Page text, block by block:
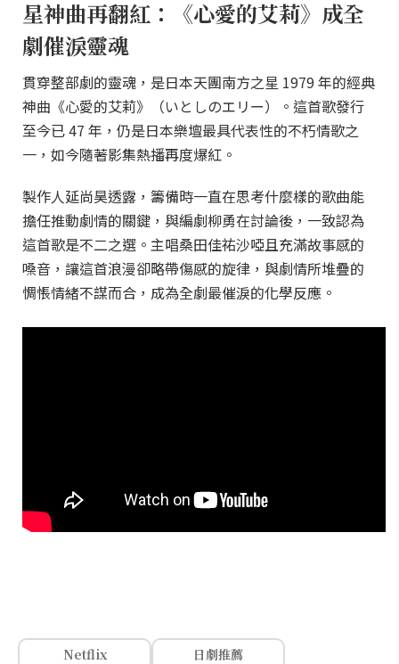
星神曲再翻紅：《心愛的艾莉》成全
劇催淚靈魂
貫穿整部劇的靈魂，是日本天團南方之星 1979 年的經典
神曲《心愛的艾莉》（いとしのエリー）。這首歌發行
至今已 47 年，仍是日本樂壇最具代表性的不朽情歌之
一，如今隨著影集熱播再度爆紅。
製作人延尚昊透露，籌備時一直在思考什麼樣的歌曲能
擔任推動劇情的關鍵，與編劇柳勇在討論後，一致認為
這首歌是不二之選。主唱桑田佳祐沙啞且充滿故事感的
嗓音，讓這首浪漫卻略帶傷感的旋律，與劇情所堆疊的
惆悵情緒不謀而合，成為全劇最催淚的化學反應。
Netflix
日劇推薦